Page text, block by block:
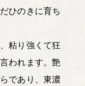
ひのきに育ち
粘り強くて狂
われます。艶
であり、東濃